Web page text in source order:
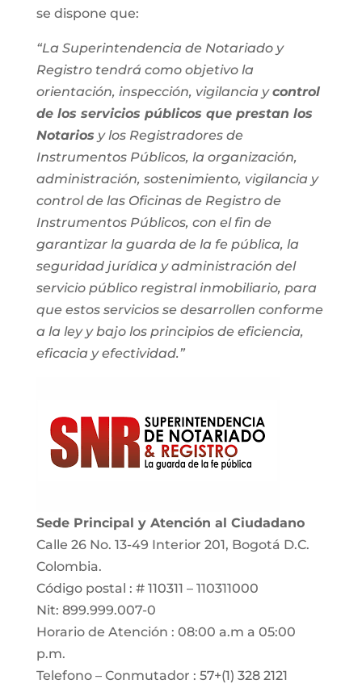
se dispone que:
“La Superintendencia de Notariado y
Registro tendrá como objetivo la
orientación, inspección, vigilancia ycontrol
de los servicios públicos que prestan los
Notarios y los Registradores de
Instrumentos Públicos, la organización,
administración, sostenimiento, vigilancia y
control de las Oficinas de Registro de
Instrumentos Públicos, con el fin de
garantizar la guarda de la fe pública, la
seguridad jurídica y administración del
servicio público registral inmobiliario, para
que estos servicios se desarrollen conforme
a la ley y bajo los principios de eficiencia,
eficacia y efectividad.”
Sede Principal y Atención al Ciudadano
Calle 26 No. 13-49 Interior 201, Bogotá D.C.
Colombia.
Código postal : # 110311 – 110311000
Nit: 899.999.007-0
Horario de Atención : 08:00 a.m a 05:00
p.m.
Telefono – Conmutador : 57+(1) 328 2121